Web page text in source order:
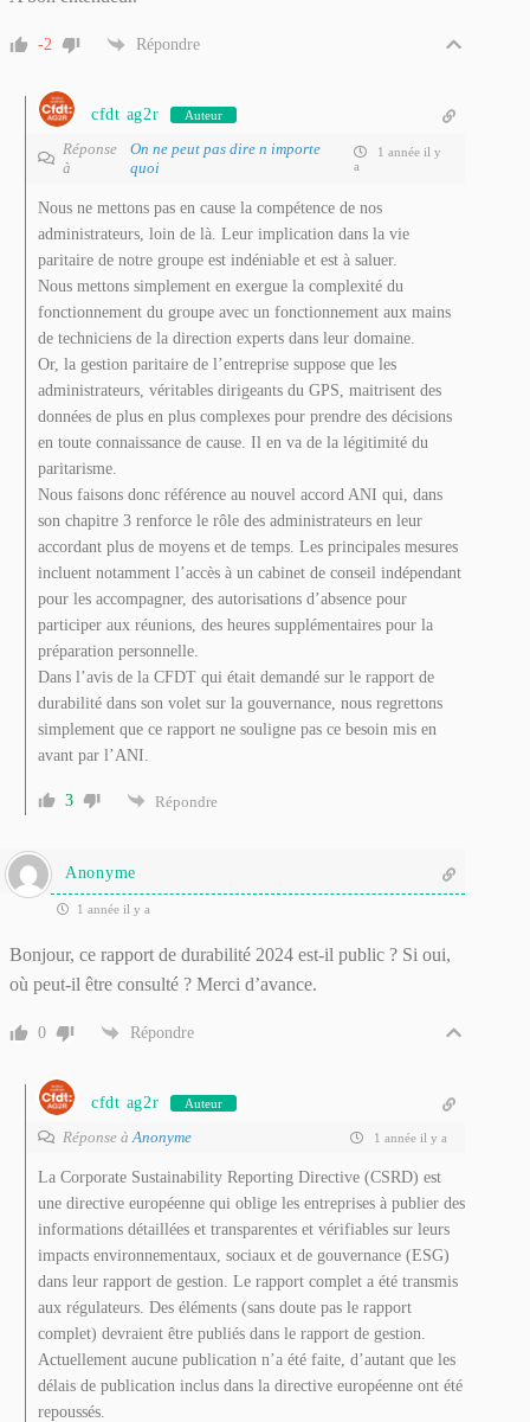
-2 Répondre
cfdt ag2r Auteur
Réponse
à
On ne peut pas dire n importe
quoi
1 année il y
a
Nous ne mettons pas en cause la compétence de nos
administrateurs, loin de là. Leur implication dans la vie
paritaire de notre groupe est indéniable et est à saluer.
Nous mettons simplement en exergue la complexité du
fonctionnement du groupe avec un fonctionnement aux mains
de techniciens de la direction experts dans leur domaine.
Or, la gestion paritaire de l’entreprise suppose que les
administrateurs, véritables dirigeants du GPS, maitrisent des
données de plus en plus complexes pour prendre des décisions
en toute connaissance de cause. Il en va de la légitimité du
paritarisme.
Nous faisons donc référence au nouvel accord ANI qui, dans
son chapitre 3 renforce le rôle des administrateurs en leur
accordant plus de moyens et de temps. Les principales mesures
incluent notamment l’accès à un cabinet de conseil indépendant
pour les accompagner, des autorisations d’absence pour
participer aux réunions, des heures supplémentaires pour la
préparation personnelle.
Dans l’avis de la CFDT qui était demandé sur le rapport de
durabilité dans son volet sur la gouvernance, nous regrettons
simplement que ce rapport ne souligne pas ce besoin mis en
avant par l’ANI.
3 Répondre
Anonyme
1 année il y a
Bonjour, ce rapport de durabilité 2024 est-il public ? Si oui,
où peut-il être consulté ? Merci d’avance.
0 Répondre
cfdt ag2r Auteur
Réponse à Anonyme 1 année il y a
La Corporate Sustainability Reporting Directive (CSRD) est
une directive européenne qui oblige les entreprises à publier des
informations détaillées et transparentes et vérifiables sur leurs
impacts environnementaux, sociaux et de gouvernance (ESG)
dans leur rapport de gestion. Le rapport complet a été transmis
aux régulateurs. Des éléments (sans doute pas le rapport
complet) devraient être publiés dans le rapport de gestion.
Actuellement aucune publication n’a été faite, d’autant que les
délais de publication inclus dans la directive européenne ont été
repoussés.